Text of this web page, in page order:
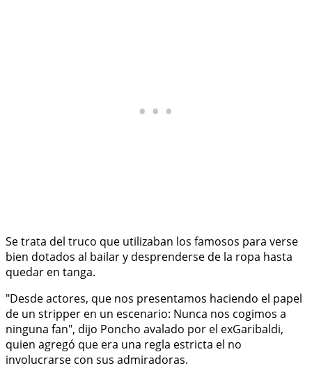
Se trata del truco que utilizaban los famosos para verse
bien dotados al bailar y desprenderse de la ropa hasta
quedar en tanga.
"Desde actores, que nos presentamos haciendo el papel
de un stripper en un escenario: Nunca nos cogimos a
ninguna fan", dijo Poncho avalado por el exGaribaldi,
quien agregó que era una regla estricta el no
involucrarse con sus admiradoras.